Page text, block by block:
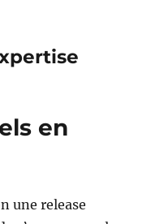
en
une release